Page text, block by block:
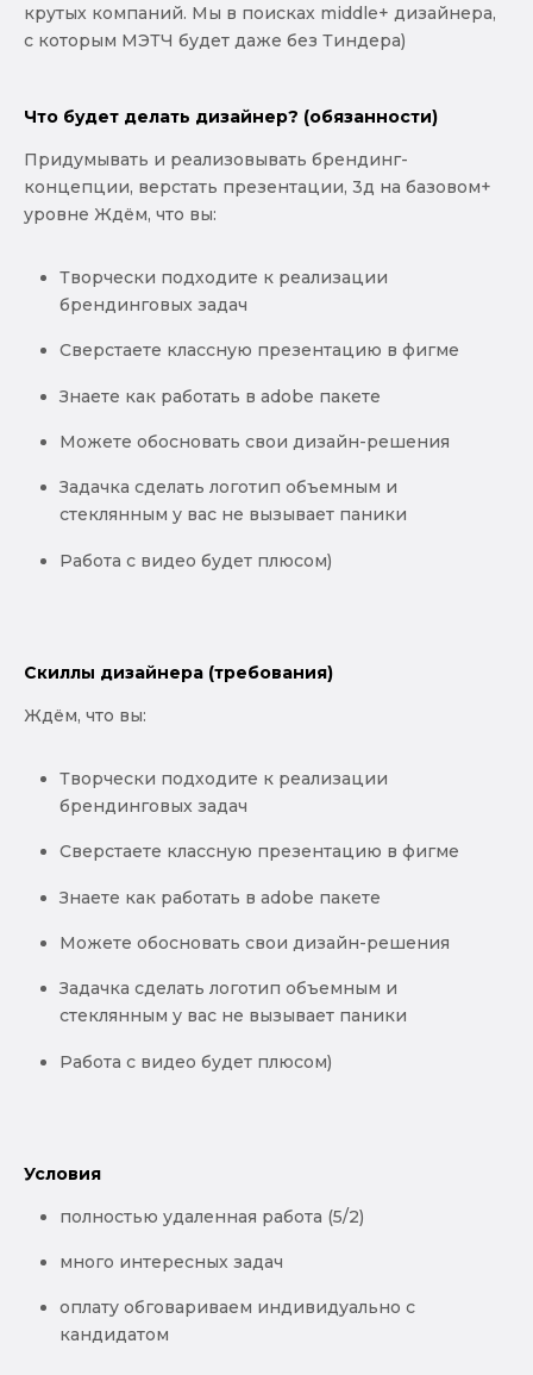
крутых компаний. Мы в поисках middle+ дизайнера,
c которым МЭТЧ будет даже без Тиндера)
Что будет делать дизайнер? (обязанности)
Придумывать и реализовывать брендинг-
концепции, верстать презентации, 3д на базовом+
уровне Ждём, что вы:
Творчески подходите к реализации
брендинговых задач
Сверстаете классную презентацию в фигме
Знаете как работать в adobe пакете
Можете обосновать свои дизайн-решения
Задачка сделать логотип объемным и
стеклянным у вас не вызывает паники
Работа с видео будет плюсом)
Скиллы дизайнера (требования)
Ждём, что вы:
Творчески подходите к реализации
брендинговых задач
Сверстаете классную презентацию в фигме
Знаете как работать в adobe пакете
Можете обосновать свои дизайн-решения
Задачка сделать логотип объемным и
стеклянным у вас не вызывает паники
Работа с видео будет плюсом)
Условия
полностью удаленная работа (5/2)
много интересных задач
оплату обговариваем индивидуально с
кандидатом